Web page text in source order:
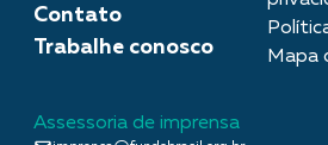
Contato
Trabalhe conosco
Mapa
Assessoria de imprensa